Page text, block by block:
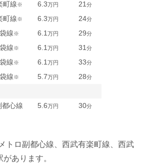
町線※ 6.3万円 21分
町線※ 6.3万円 24分
線※ 6.1万円 29分
線※ 6.1万円 31分
線※ 6.1万円 33分
線※ 5.7万円 28分
都心線 5.6万円 30分
トロ副都心線、西武有楽町線、西武
あります。